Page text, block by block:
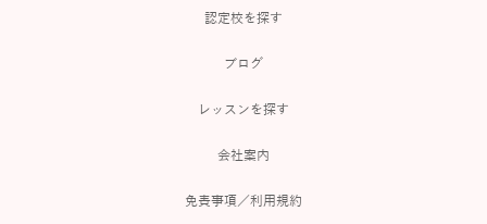
認定校を探す
ブログ
レッスンを探す
会社案内
免責事項／利用規約